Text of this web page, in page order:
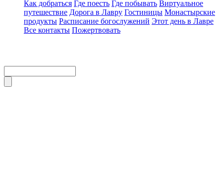
Как добраться Где поесть Где побывать Виртуальное
путешествие Дорога в Лавру Гостиницы Монастырские
продукты Расписание богослужений Этот день в Лавре
Все контакты Пожертвовать